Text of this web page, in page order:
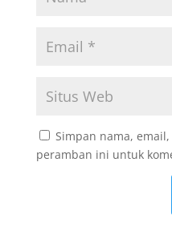
Simpan nama,
peramban ini untuk